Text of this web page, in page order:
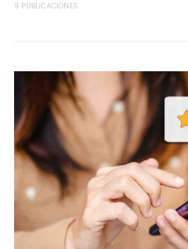
9 PUBLICACIONES